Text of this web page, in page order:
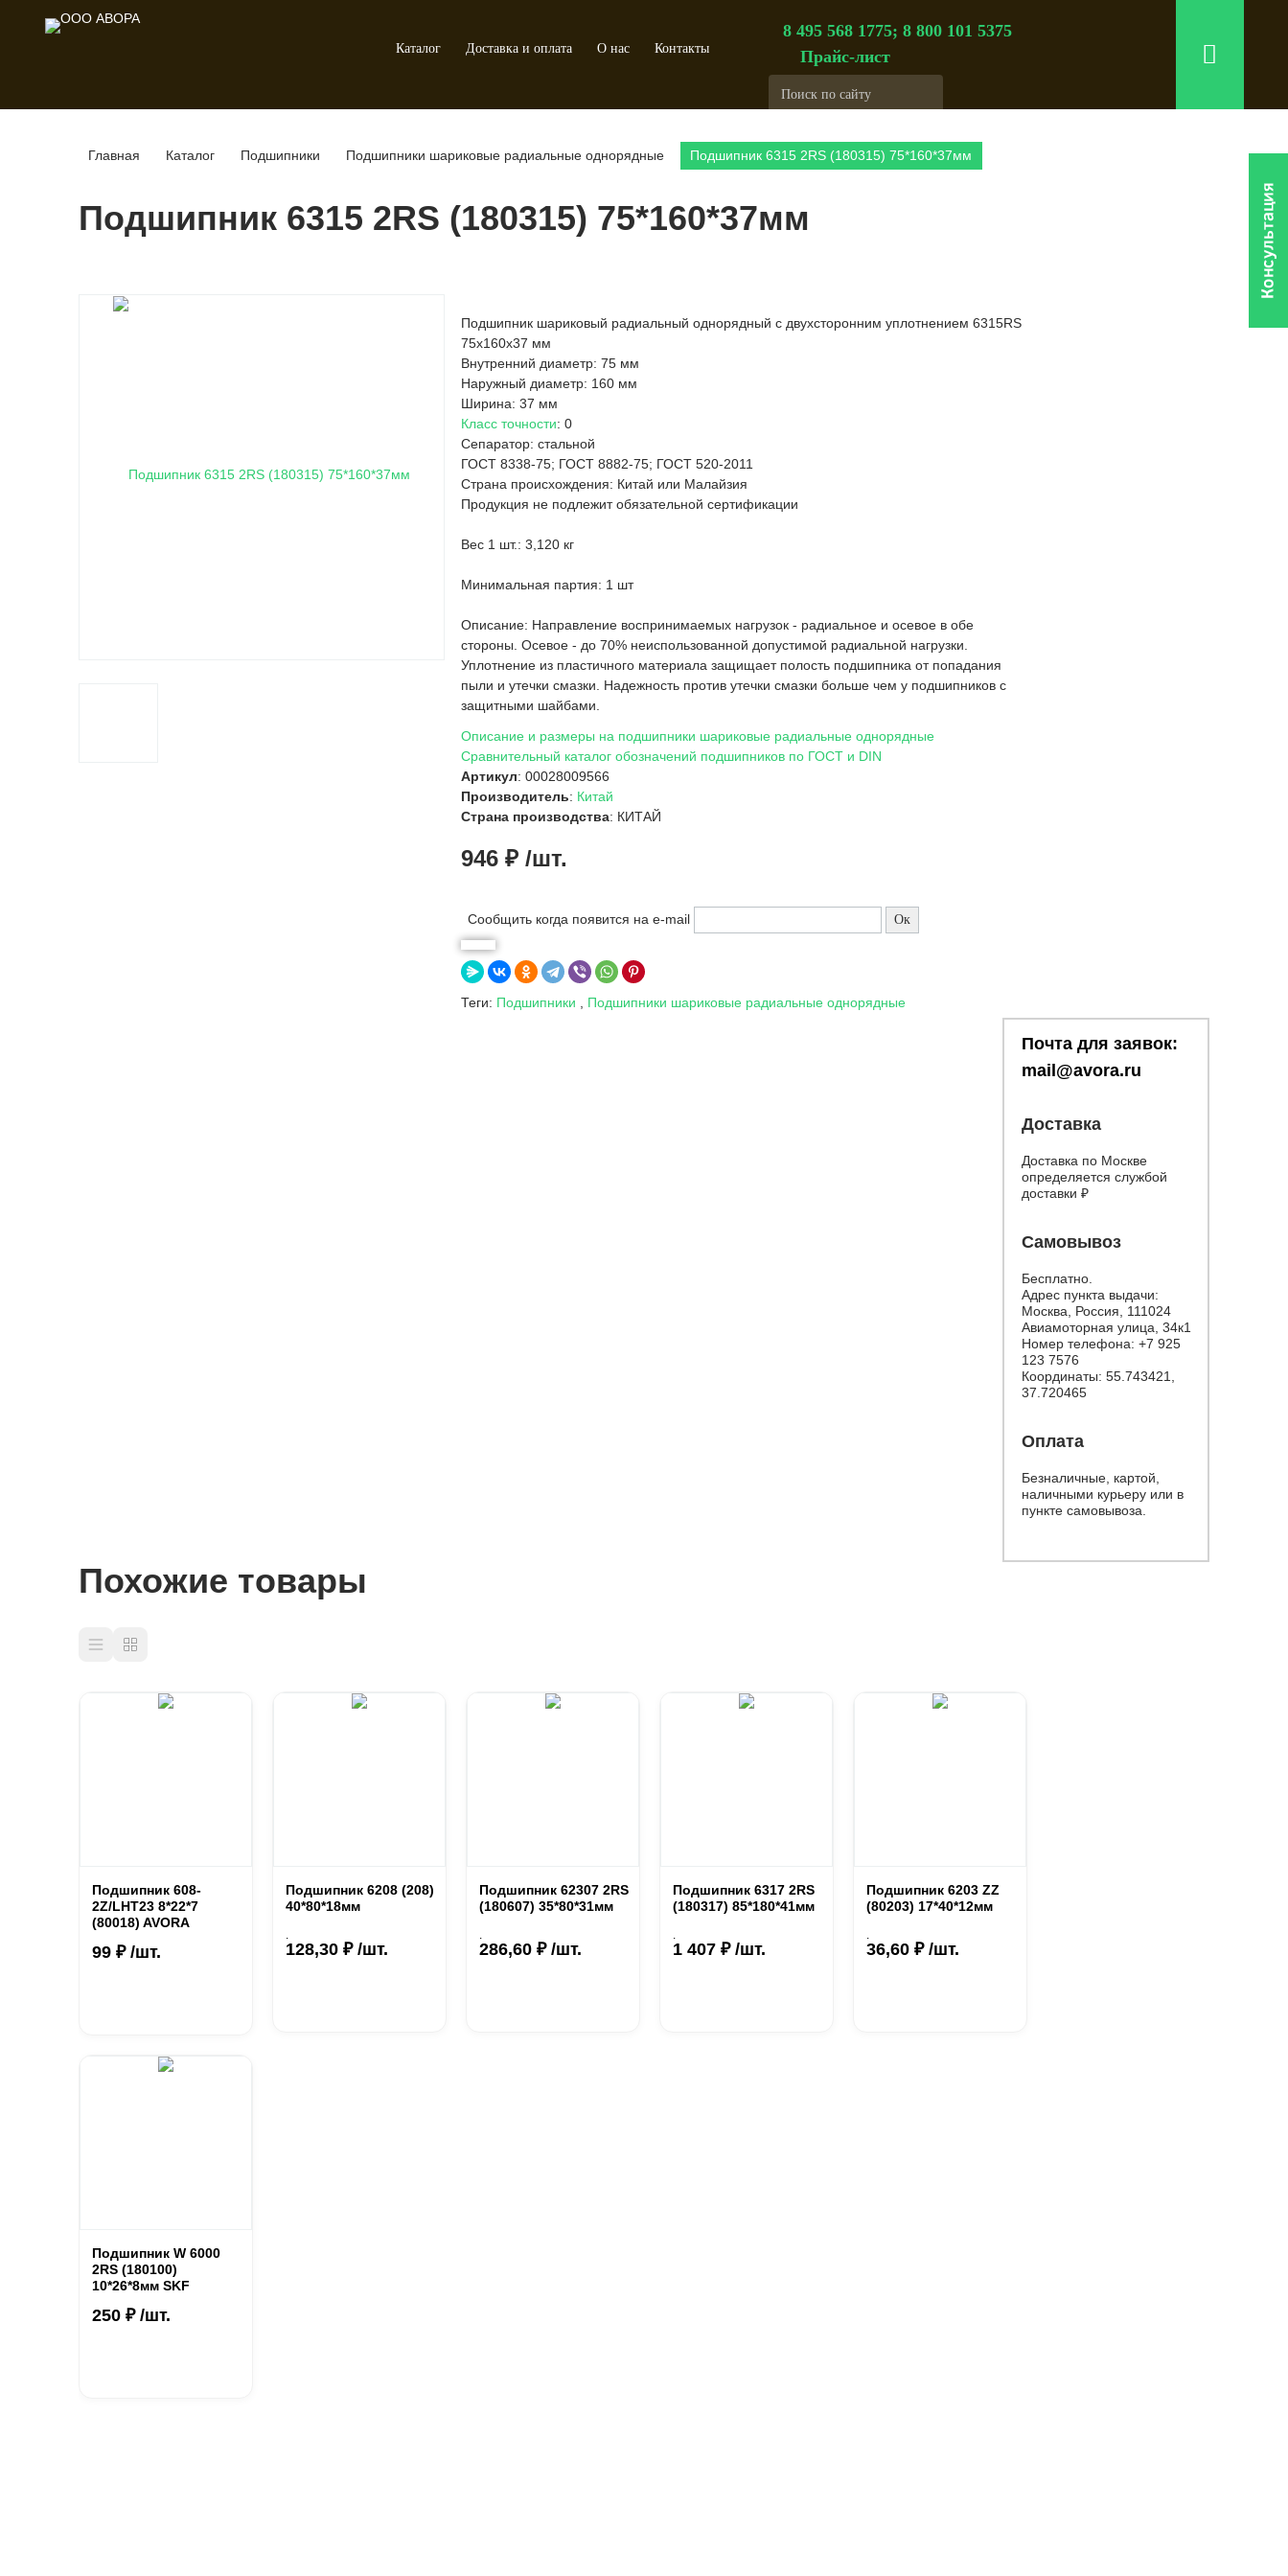
Каталог Доставка и оплата О нас Контакты
8 495 568 1775; 8 800 101 5375
Прайс-лист
Главная Каталог Подшипники Подшипники шариковые радиальные однорядные Подшипник 6315 2RS (180315) 75*160*37мм
Подшипник 6315 2RS (180315) 75*160*37мм
Подшипник шариковый радиальный однорядный с двухсторонним уплотнением 6315RS
75х160х37 мм
Внутренний диаметр: 75 мм
Наружный диаметр: 160 мм
Ширина: 37 мм
Класс точности: 0
Сепаратор: стальной
ГОСТ 8338-75; ГОСТ 8882-75; ГОСТ 520-2011
Страна происхождения: Китай или Малайзия
Продукция не подлежит обязательной сертификации
Вес 1 шт.: 3,120 кг
Минимальная партия: 1 шт
Описание: Направление воспринимаемых нагрузок - радиальное и осевое в обе
стороны. Осевое - до 70% неиспользованной допустимой радиальной нагрузки.
Уплотнение из пластичного материала защищает полость подшипника от попадания
пыли и утечки смазки. Надежность против утечки смазки больше чем у подшипников с
защитными шайбами.
Описание и размеры на подшипники шариковые радиальные однорядные
Сравнительный каталог обозначений подшипников по ГОСТ и DIN
Артикул: 00028009566
Производитель: Китай
Страна производства: КИТАЙ
946 ₽ /шт.
Сообщить когда появится на e-mail
Теги: Подшипники Подшипники шариковые радиальные однорядные
Почта для заявок:
mail@avora.ru
Доставка
Доставка по Москве
определяется службой
доставки ₽
Самовывоз
Бесплатно.
Адрес пункта выдачи:
Москва, Россия, 111024
Авиамоторная улица, 34к1
Номер телефона: +7 925
123 7576
Координаты: 55.743421,
37.720465
Оплата
Безналичные, картой,
наличными курьеру или в
пункте самовывоза.
Похожие товары
Подшипник 608-
2Z/LHT23 8*22*7
(80018) AVORA
99 ₽ /шт.
Подшипник 6208 (208)
40*80*18мм
.
128,30 ₽ /шт.
Подшипник 62307 2RS
(180607) 35*80*31мм
.
286,60 ₽ /шт.
Подшипник 6317 2RS
(180317) 85*180*41мм
.
1 407 ₽ /шт.
Подшипник 6203 ZZ
(80203) 17*40*12мм
.
36,60 ₽ /шт.
Подшипник W 6000
2RS (180100)
10*26*8мм SKF
250 ₽ /шт.